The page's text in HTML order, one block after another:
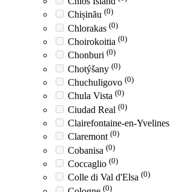
Chișinău (0)
Chlorakas (0)
Choirokoitia (0)
Chonburi (0)
Chotýšany (0)
Chuchuligovo (0)
Chula Vista (0)
Ciudad Real (0)
Clairefontaine-en-Yvelines
Claremont (0)
Cobanisa (0)
Coccaglio (0)
Colle di Val d'Elsa (0)
(0)